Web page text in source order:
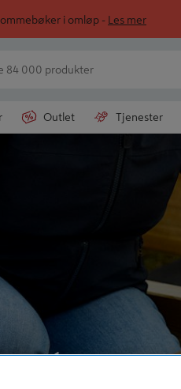
i omløp - Les mer
Outlet Tjenester